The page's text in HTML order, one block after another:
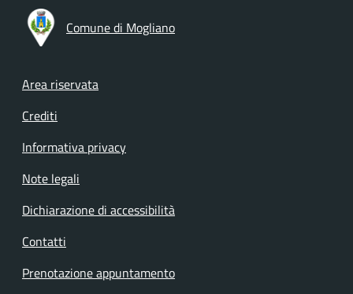
Comune di Mogliano
Footer menu
Area riservata
Crediti
Informativa privacy
Note legali
Dichiarazione di accessibilità
Contatti
Prenotazione appuntamento